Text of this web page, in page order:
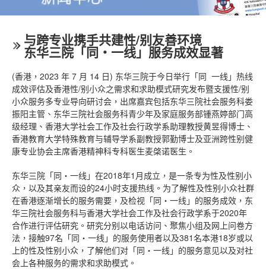
与跨专业携手共建性/别友善环境
东华三院「同‧一线」服务成效显著
(香港，2023 年 7 月 14 日) 东华三院于今日举行「同  一线」热线
成效评估及香港性/别小众之需求和求助模式研究发布暨支援性/别
小众服务多专业导向研讨会，出席嘉宾包括东华三院社会服务科娄
振阳主管、东华三院社会服务科青少年及家庭服务部锺燕婷部门高
级经理、香港大学社会工作及社会行政学系助理教授黄昱得博士、
香港教育大学特殊教育与辅导学系副教授郭勤博士及亚洲跨性别健
康专业协会主席香港精神科专科医生麦棨诺医生。
东华三院「同‧一线」在2018年1月成立，是一条专为性及性别小
众，以及其亲友而设的24小时支援热线。为了解性及性别小众社群
在香港逐渐增长的服务需要，及检视「同‧一线」的服务成效，东
华三院社会服务科与香港大学社会工作及社会行政学系于2020年
合作进行评估研究。研究分别以电话访问、聚焦小组及网上问卷方
法，接触97名「同‧一线」的服务使用者以及381名本港18岁或以
上的性及性别小众，了解他们对「同‧一线」的服务意见以及对社
会上各种服务的需求和求助模式。